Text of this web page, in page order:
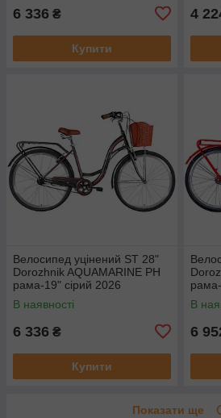
6 336 ₴
Купити
4
Велосипед уцінений ST 28"
Dorozhnik AQUAMARINE PH
рама-19" сірий 2026
В наявності
6 336 ₴
Купити
В
6
Показати ще